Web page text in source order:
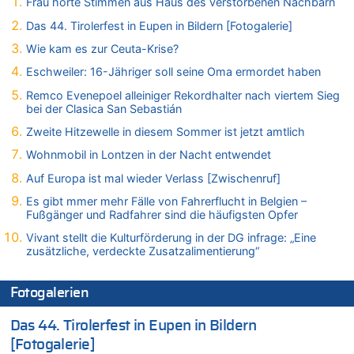
06.08.2026 - 13:20 von Speck für die Mâuse zu
Vorwürfe gegen Präsident Gianni Infantino
06.08.2026 - 12:41 von Hugo Egon Bernhard von Sinnen zu
Frau hörte Stimmen aus Haus des verstorbenen Nachbarn
06.08.2026 - 12:36 von Gärlinde zu
Aachen ab 11. August wieder Mekka des Pferdesports –
Zweite Hitzewelle in diesem Sommer ist jetzt amtlich
06.08.2026 - 12:17 von Sparwasser zu
Zweite Hitzewelle in diesem Sommer ist jetzt amtlich
06.08.2026 - 12:13 von Dax zu
Zweite Hitzewelle in diesem Sommer ist jetzt amtlich
06.08.2026 - 12:13 von Heinz F. zu
Mehrere Menschen in Londons City niedergestochen
06.08.2026 - 12:13 von Hugo Egon Bernhard von Sinnen zu
Zweite Hitzewelle in diesem Sommer ist jetzt amtlich
Das 44. Tirolerfest in Eupen in Bildern [Fotogalerie]
Wie kam es zur Ceuta-Krise?
Eschweiler: 16-Jähriger soll seine Oma ermordet haben
Remco Evenepoel alleiniger Rekordhalter nach viertem Sieg
bei der Clasica San Sebastián
Zweite Hitzewelle in diesem Sommer ist jetzt amtlich
Wohnmobil in Lontzen in der Nacht entwendet
Auf Europa ist mal wieder Verlass [Zwischenruf]
Es gibt mmer mehr Fälle von Fahrerflucht in Belgien –
Fußgänger und Radfahrer sind die häufigsten Opfer
Vivant stellt die Kulturförderung in der DG infrage: „Eine
zusätzliche, verdeckte Zusatzalimentierung“
Fotogalerien
Das 44. Tirolerfest in Eupen in Bildern
[Fotogalerie]